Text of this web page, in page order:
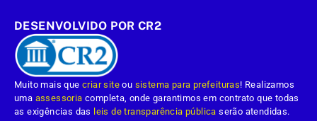
DESENVOLVIDO POR CR2
Muito mais quecriar site ou sistema para prefeituras! Realizamos
uma assessoria completa, onde garantimos em contrato que todas
as exigências das leis de transparência pública serão atendidas.